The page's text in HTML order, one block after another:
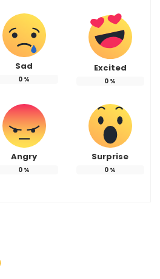
Sad
0 %
Excited
0 %
Angry
0 %
Surprise
0 %